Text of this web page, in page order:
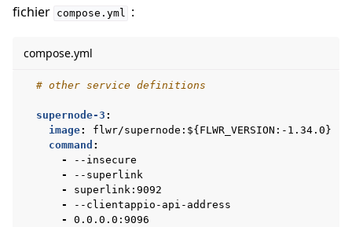
fichier compose.yml :
compose.yml
# other service definitions
supernode-3 :
image:
flwr/supernode:${FLWR_VERSION:-1.34.0}
command :
-
--insecure
-
--superlink
-
superlink:9092
-
--clientappio-api-address
-
0.0.0.0:9096